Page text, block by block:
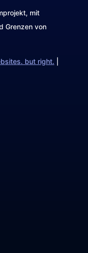
mit
Grenzen von
but right.